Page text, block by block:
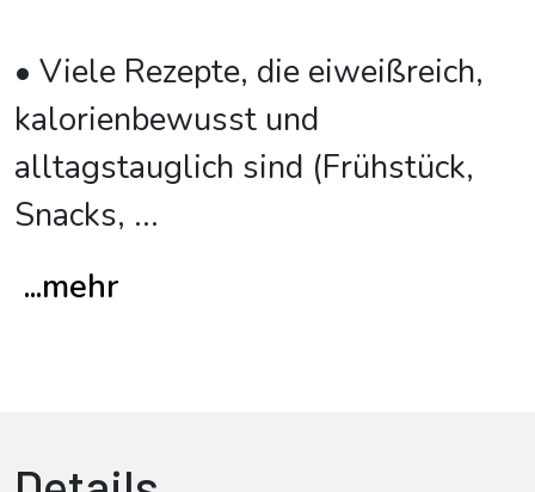
• Viele Rezepte, die eiweißreich,
kalorienbewusst und
alltagstauglich sind (Frühstück,
Snacks, ...
...mehr